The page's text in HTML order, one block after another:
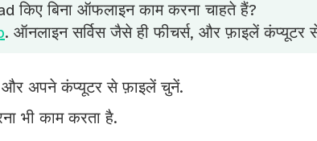
किए बिना ऑफलाइन काम करना चाहते हैं?
. ऑनलाइन सर्विस जैसे ही फीचर्स, और फ़ाइलें कंप्यूटर से
अपने कंप्यूटर से फ़ाइलें चुनें.
भी काम करता है.